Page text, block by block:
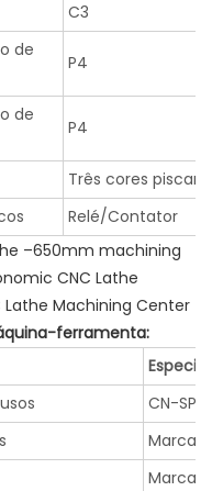
C3
de
P4
de
P4
Três cores
Relé/Contator
ferramenta:
CN-
Marca
Marca